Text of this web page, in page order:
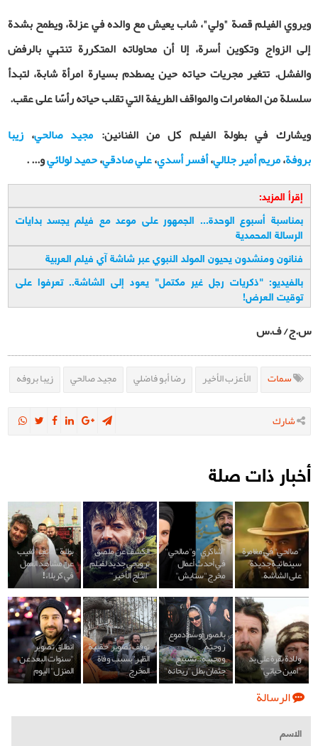
ويروي الفيلم قصة "ولي"، شاب يعيش مع والده في عزلة، ويطمح بشدة
إلى الزواج وتكوين أسرة، إلا أن محاولاته المتكررة تنتهي بالرفض
والفشل. تتغير مجريات حياته حين يصطدم بسيارة امرأة شابة، لتبدأ
سلسلة من المغامرات والمواقف الطريفة التي تقلب حياته رأسًا على عقب.
ويشارك في بطولة الفيلم كل من الفنانين: مجيد صالحي،زيبا
بروفة،مريم أمير جلالي،أفسر أسدي،علي صادقي،حميد لولائيو... .
إقرأ المزيد:
بمناسبة أسبوع الوحدة... الجمهور على موعد مع فيلم يجسد بدايات
الرسالة المحمدية
فنانون ومنشدون يحيون المولد النبوي عبر شاشة آي فيلم العربية
بالفيديو: "ذكريات رجل غير مكتمل" يعود إلى الشاشة.. تعرفوا على
توقيت العرض!
س.ج/ ف.س
سمات الأعزب الأخير رضا أبو فاضلي مجيد صالحي زيبا بروفه
شارك
أخبار ذات صلة
"صالحي" في مغامرة
سينمائية جديدة
على الشاشة
"شاكري" و"صالحي"
في أحدث أعمال
مخرج "ستايش"
الكشف عن ملصق
ترويجي جديد لفيلم
"الثلج الأخير"
بطلة "هاتف" تغيب
عن مشاهد العمل
في كربلاء!
ولادة بقرة على يد
"امين حيائي"
بالصور:وسط دموع
زوجته
ومحبيه..تشييع
جثمان بطل "ريحانه"
توقف تصوير 'حقيبة
الظهر' بسبب وفاة
المخرج
انطلاق تصوير
"سنوات البعد عن
المنزل" اليوم
الرسالة